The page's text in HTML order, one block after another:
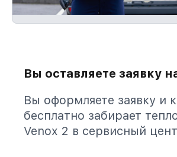
Вы оставляете заявку
Вы оформляете заявку и
бесплатно забирает
Venox 2 в сервисный